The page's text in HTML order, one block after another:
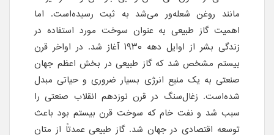
مانند روغن شعله‌ور می‌شد به ثبت رسیده‌است. اما
اهمیت گاز طبیعی به عنوان سوخت مورد استفاده در
زندگی بشر از اوایل دهه ۱۹۳۰ آغاز شد. در اواخر قرن
بیستم مشخص شد که گاز طبیعی در بخش اعظم جهان
صنعتی به یک منبع انرژی بسیار ضروری و حیاتی مبدل
شده‌است. زغال‌سنگ در قرن نوزدهم انقلاب صنعتی را
سبب شد و نفت خام که سوخت قرن بیستم بود باعث
توسعه اقتصادی در جهان شد. گاز طبیعی عمدتاً از متان